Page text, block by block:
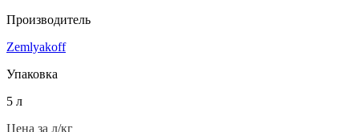
Производитель
Zemlyakoff
Упаковка
5 л
Цена за л/кг